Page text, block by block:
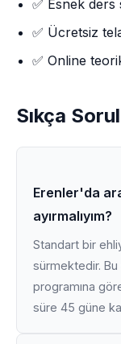
✅ Esnek ders
✅ Ücretsiz
✅ Online
Sıkça
Erenler'da
ayırmalıyım?
Standart bir
sürmektedir. Bu
programına
süre 45 güne